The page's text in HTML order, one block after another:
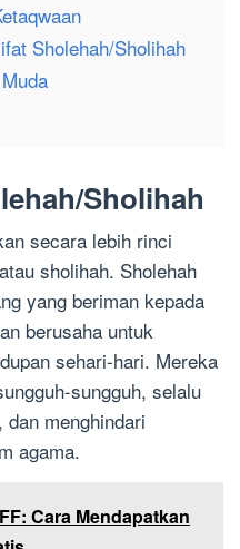
Sholehah/Sholihah
Sholihah
secara lebih rinci
sholihah. Sholehah
yang beriman kepada
berusaha untuk
sehari-hari. Mereka
sungguh, selalu
menghindari
agama.
Cara Mendapatkan